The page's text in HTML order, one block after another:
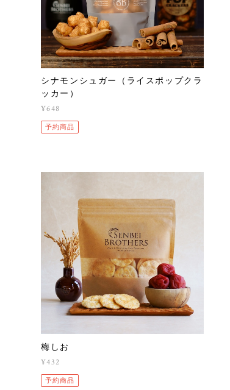
シナモンシュガー（ライスポップクラ
ッカー）
¥648
予約商品
梅しお
¥432
予約商品